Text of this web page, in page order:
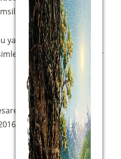
eden seçilmişler.
yana bu sıfatla görev
ve seçildikleri tarihler
Stefano Bagianti,